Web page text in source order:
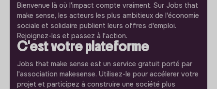
Bienvenue là où l'impact compte vraiment. Sur Jobs that
make sense, les acteurs les plus ambitieux de l'économie
sociale et solidaire publient leurs offres d'emploi.
Rejoignez-les et passez à l'action.
C'est votre plateforme
Jobs that make sense est un service gratuit porté par
l'association makesense. Utilisez-le pour accélerer votre
projet et participez à construire une société plus